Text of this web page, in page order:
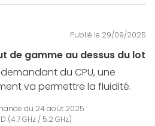
Publié le 29/09/2025
de gamme au dessus du lot
du CPU, une
va permettre la fluidité.
du 24 août 2025
(4.7 GHz / 5.2 GHz)